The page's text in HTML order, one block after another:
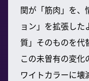
関が「筋肉」を、
ョン」を拡張し
質」そのものを代
この未曽有の変化
ワイトカラーに